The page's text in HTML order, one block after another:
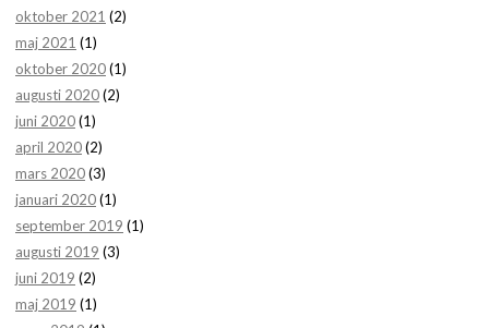
oktober 2021 (2)
maj 2021 (1)
oktober 2020(1)
augusti 2020(2)
juni 2020(1)
april 2020(2)
mars 2020(3)
januari 2020(1)
september 2019 (1)
augusti 2019 (3)
juni 2019 (2)
maj 2019 (1)